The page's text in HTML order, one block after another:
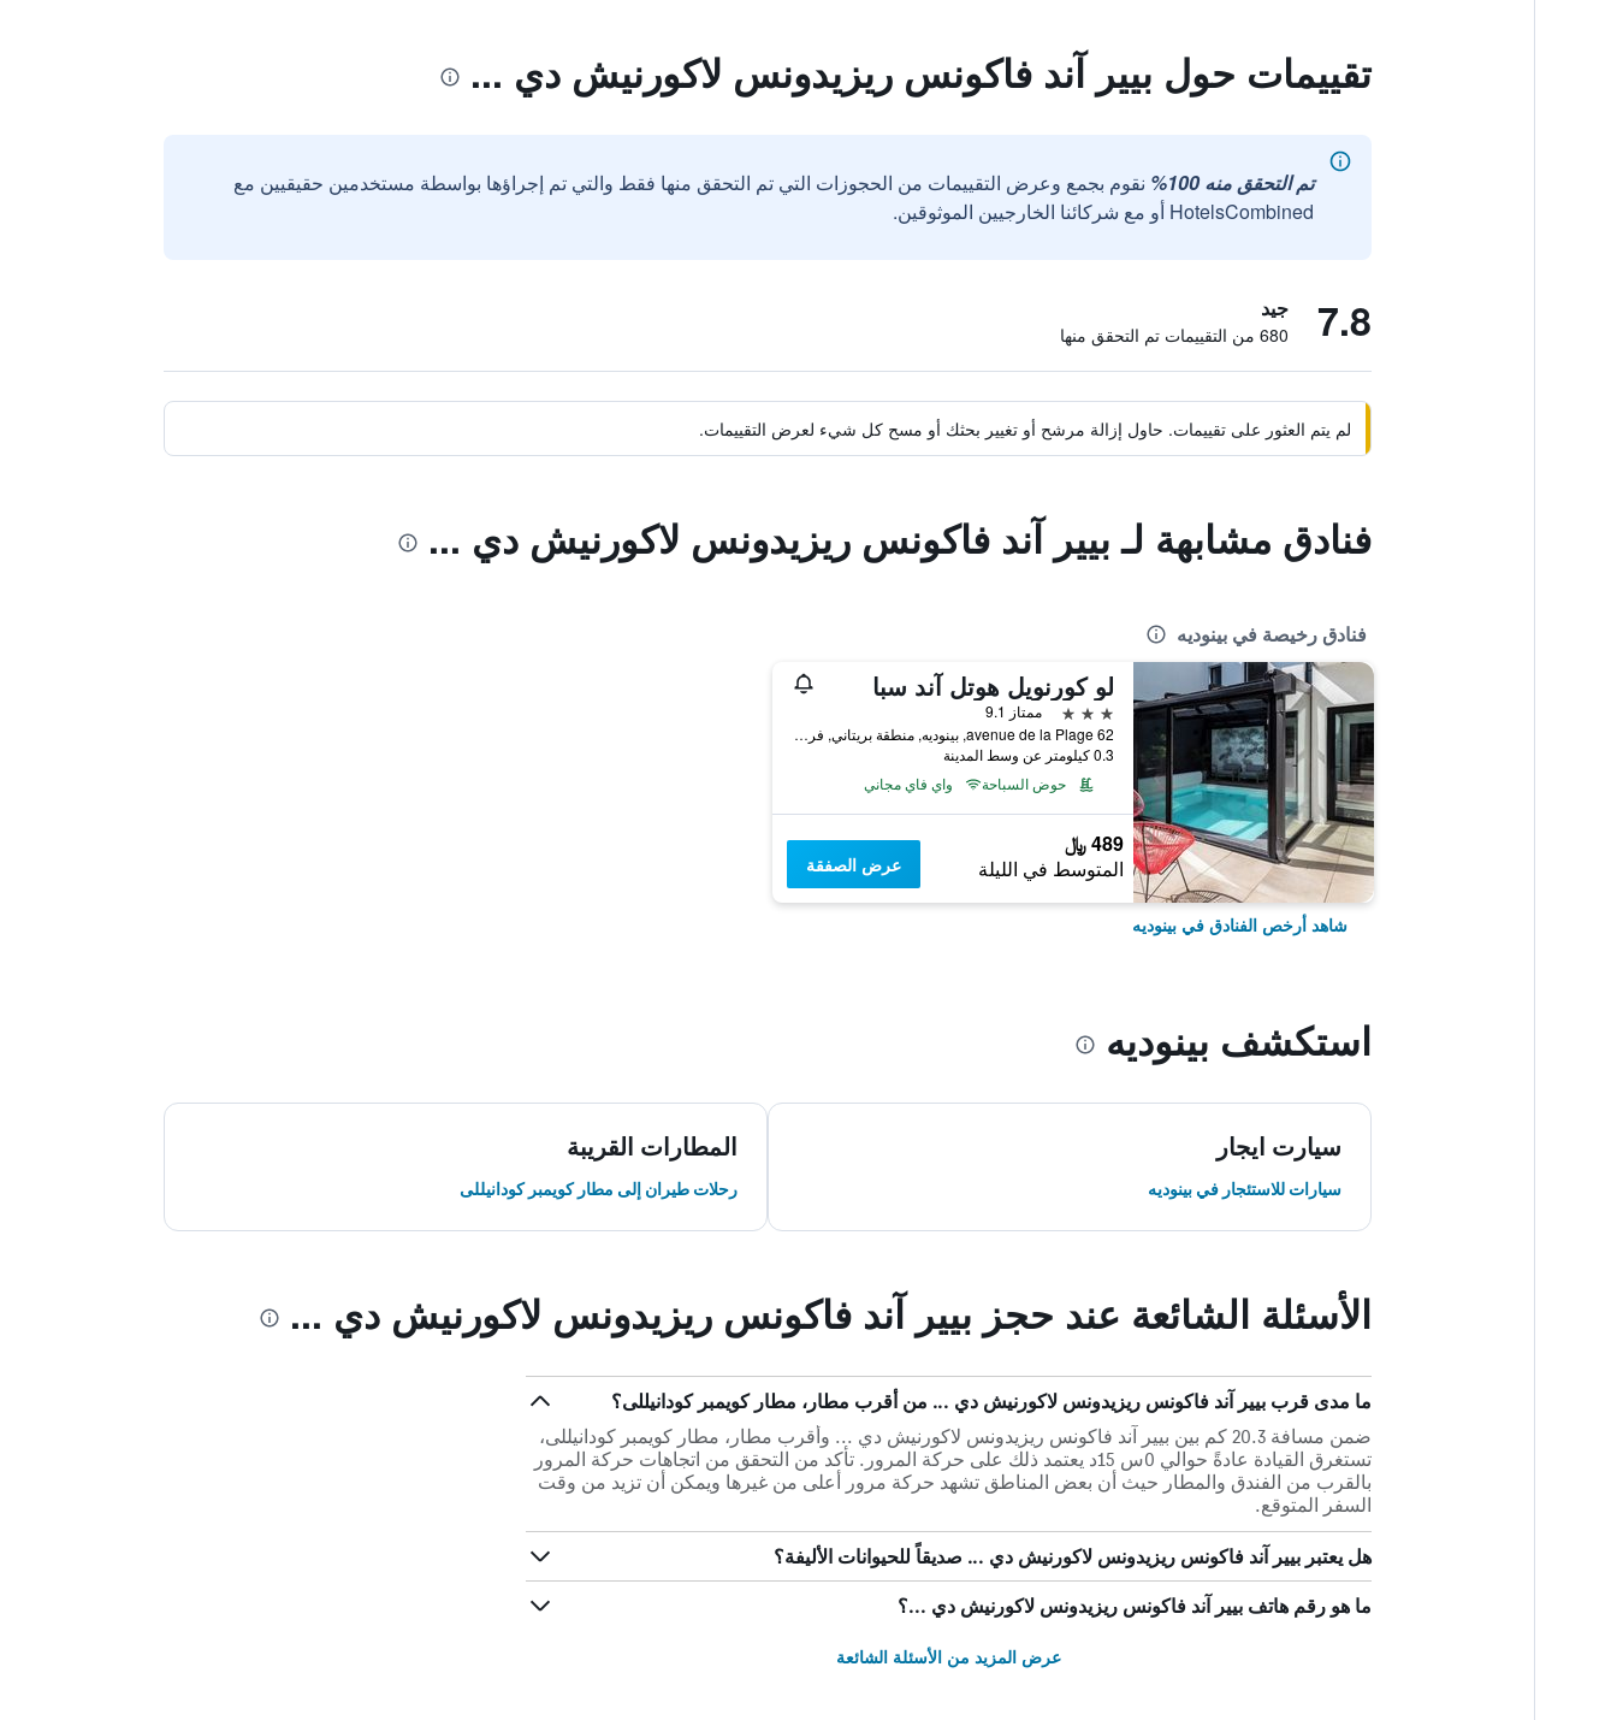
تقييمات حول بيير آند فاكونس ريزيدونس لاكورنيش دي ...
تم التحقق منه 100%
نقوم بجمع وعرض التقييمات من الحجوزات التي تم التحقق منها فقط والتي تم إجراؤها بواسطة مستخدمين حقيقيين مع
HotelsCombined أو مع شركائنا الخارجيين الموثوقين.
7.8 جيد
680 من التقييمات تم التحقق منها
لم يتم العثور على تقييمات. حاول إزالة مرشح أو تغيير بحثك أو مسح كل شيء لعرض التقييمات.
فنادق مشابهة لـ بيير آند فاكونس ريزيدونس لاكورنيش دي ...
فنادق رخيصة في بينوديه
لو كورنويل هوتل آند سبا
3 نجوم
ممتاز 9.1
62 avenue de la Plage, بينوديه, منطقة بريتاني, فرنسا
0.3 كيلومتر عن وسط المدينة
حوض السباحة
واي فاي مجاني
489 ﷼
المتوسط في الليلة عرض الصفقة
شاهد أرخص الفنادق في بينوديه
استكشف بينوديه
سيارت ايجار
سيارات للاستئجار في بينوديه
المطارات القريبة
رحلات طيران إلى مطار كويمبر كودانيللى
الأسئلة الشائعة عند حجز بيير آند فاكونس ريزيدونس لاكورنيش دي ...
ما مدى قرب بيير آند فاكونس ريزيدونس لاكورنيش دي ... من أقرب مطار، مطار كويمبر كودانيللى؟
ضمن مسافة 20.3 كم بين بيير آند فاكونس ريزيدونس لاكورنيش دي ... وأقرب مطار، مطار كويمبر كودانيللى،
تستغرق القيادة عادةً حوالي 0س 15د يعتمد ذلك على حركة المرور. تأكد من التحقق من اتجاهات حركة المرور
بالقرب من الفندق والمطار حيث أن بعض المناطق تشهد حركة مرور أعلى من غيرها ويمكن أن تزيد من وقت
السفر المتوقع.
هل يعتبر بيير آند فاكونس ريزيدونس لاكورنيش دي ... صديقاً للحيوانات الأليفة؟
ما هو رقم هاتف بيير آند فاكونس ريزيدونس لاكورنيش دي ...؟
عرض المزيد من الأسئلة الشائعة